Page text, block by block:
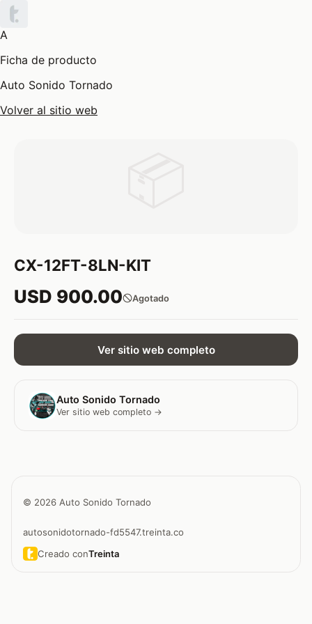
A
Ficha de producto
Auto Sonido Tornado
Volver al sitio web
CX-12FT-8LN-KIT
USD 900.00 Agotado
Ver sitio web completo
Auto Sonido Tornado
Ver sitio web completo →
© 2026 Auto Sonido Tornado
autosonidotornado-fd5547.treinta.co
Creado conTreinta